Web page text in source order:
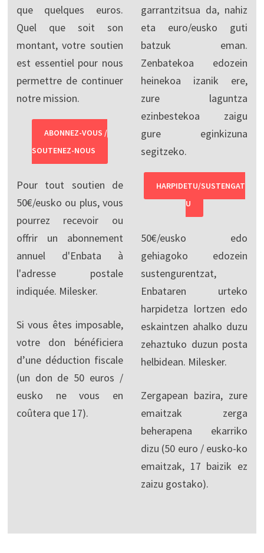
que quelques euros.
Quel que soit son
montant, votre soutien
est essentiel pour nous
permettre de continuer
notre mission.
ABONNEZ-VOUS /
SOUTENEZ-NOUS
Pour tout soutien de
50€/eusko ou plus, vous
pourrez recevoir ou
offrir un abonnement
annuel d'Enbata à
l'adresse postale
indiquée. Milesker.
Si vous êtes imposable,
votre don bénéficiera
d’une déduction fiscale
(un don de 50 euros /
eusko ne vous en
coûtera que 17).
garrantzitsua da, nahiz
eta euro/eusko guti
batzuk eman.
Zenbatekoa edozein
heinekoa izanik ere,
zure laguntza
ezinbestekoa zaigu
gure eginkizuna
segitzeko.
HARPIDETU/SUSTENGAT
U
50€/eusko edo
gehiagoko edozein
sustengurentzat,
Enbataren urteko
harpidetza lortzen edo
eskaintzen ahalko duzu
zehaztuko duzun posta
helbidean. Milesker.
Zergapean bazira, zure
emaitzak zerga
beherapena ekarriko
dizu (50 euro / eusko-ko
emaitzak, 17 baizik ez
zaizu gostako).